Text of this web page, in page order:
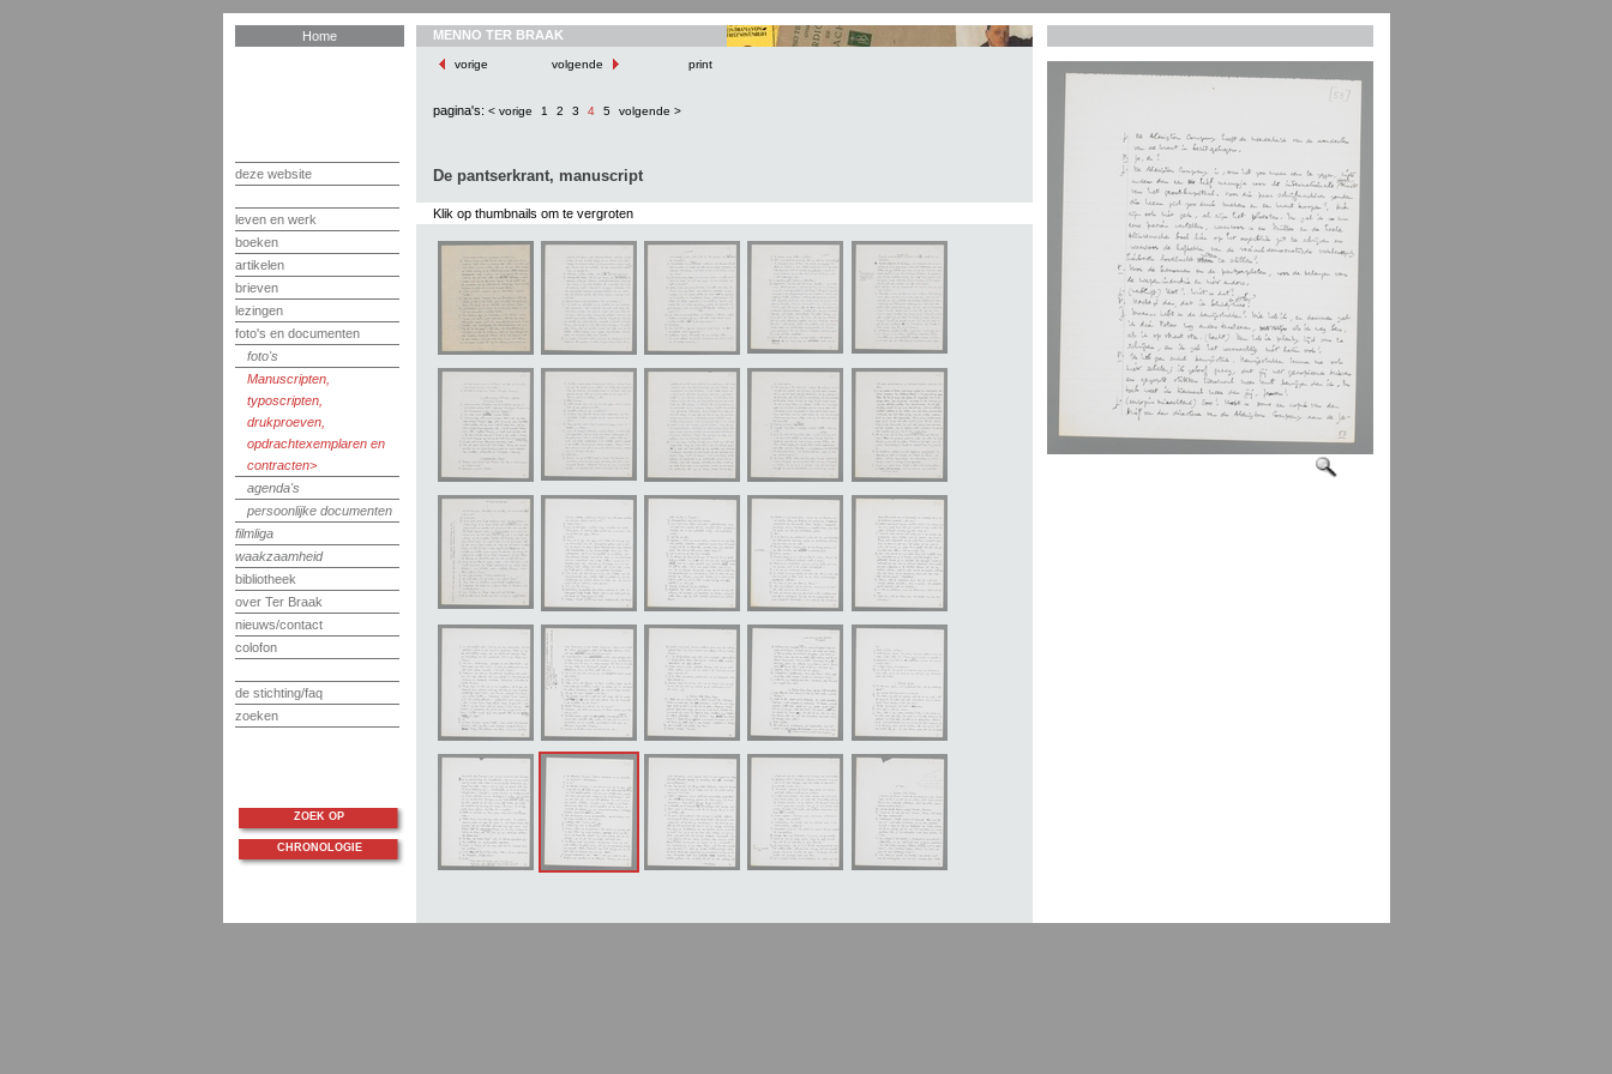
Home
deze website
leven en werk
boeken
artikelen
brieven
lezingen
foto's en documenten
foto's
Manuscripten,
typoscripten,
drukproeven,
opdrachtexemplaren en
contracten
agenda's
persoonlijke documenten
filmliga
waakzaamheid
bibliotheek
over Ter Braak
nieuws/contact
colofon
de stichting/faq
zoeken
MENNO TER BRAAK
vorige volgende print
pagina's: < vorige 1 2 3 4 5 volgende >
De pantserkrant, manuscript
Klik op thumbnails om te vergroten
ZOEK OP
CHRONOLOGIE